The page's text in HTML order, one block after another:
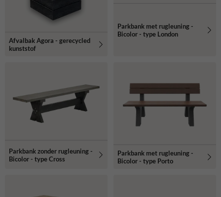
Afvalbak Agora - gerecycled
kunststof
Parkbank met rugleuning -
Bicolor - type London
Parkbank zonder rugleuning -
Bicolor - type Cross
Parkbank met rugleuning -
Bicolor - type Porto